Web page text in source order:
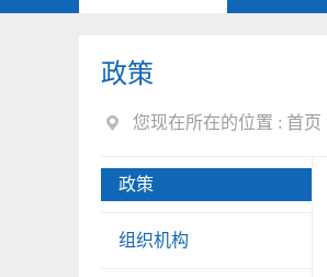
政策
您现在所在的位置 : 首页
政策
组织机构